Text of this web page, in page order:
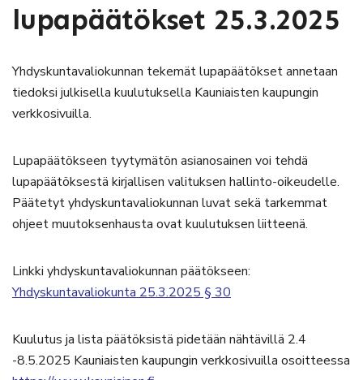
lupapäätökset 25.3.2025
Yhdyskuntavaliokunnan tekemät lupapäätökset annetaan
tiedoksi julkisella kuulutuksella Kauniaisten kaupungin
verkkosivuilla.
Lupapäätökseen tyytymätön asianosainen voi tehdä
lupapäätöksestä kirjallisen valituksen hallinto-oikeudelle.
Päätetyt yhdyskuntavaliokunnan luvat sekä tarkemmat
ohjeet muutoksenhausta ovat kuulutuksen liitteenä.
Linkki yhdyskuntavaliokunnan päätökseen:
Yhdyskuntavaliokunta 25.3.2025 § 30
Kuulutus ja lista päätöksistä pidetään nähtävillä 2.4
-8.5.2025 Kauniaisten kaupungin verkkosivuilla osoitteessa